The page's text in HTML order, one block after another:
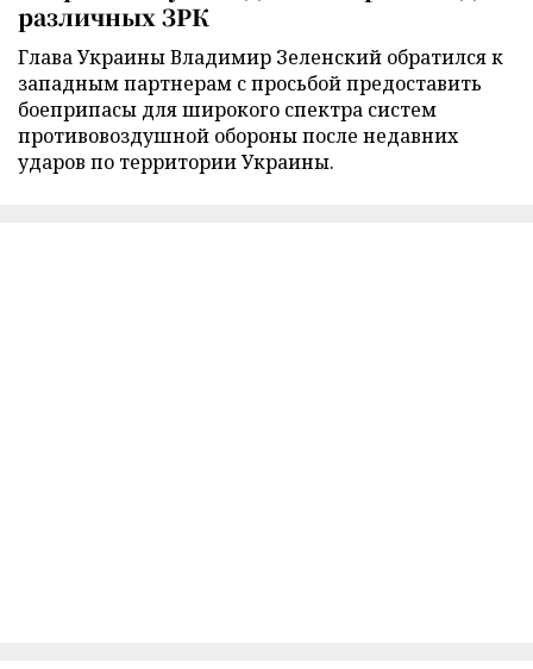
различных ЗРК
Глава Украины Владимир Зеленский обратился к
западным партнерам с просьбой предоставить
боеприпасы для широкого спектра систем
противовоздушной обороны после недавних
ударов по территории Украины.